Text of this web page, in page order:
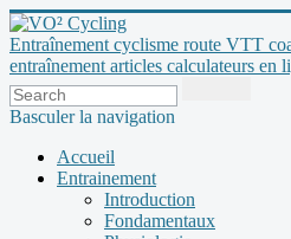
Entraînement cyclisme route VTT
entraînement articles calculateurs en
Basculer la navigation
Accueil
Entrainement
Introduction
Fondamentaux